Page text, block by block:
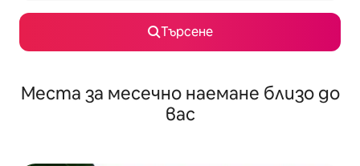
Търсене
Места за месечно наемане близо до
вас